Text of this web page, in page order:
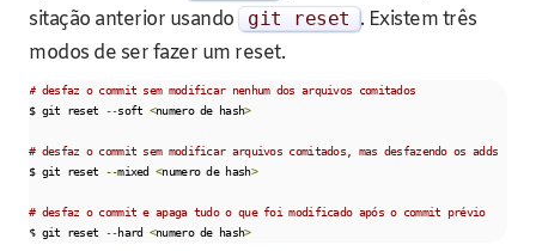
sitação anterior usando
git reset . Existem três
modos de ser fazer um reset.
# desfaz o commit sem modificar nenhum dos arquivos comitados
$ git reset --soft <numero de hash>
# desfaz o commit sem modificar arquivos comitados, mas desfazendo os adds
$ git reset --mixed <numero de hash>
# desfaz o commit e apaga tudo o que foi modificado após o commit prévio
$ git reset --hard <numero de hash>